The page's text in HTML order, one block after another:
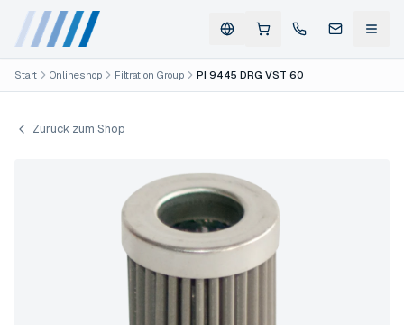
Start Onlineshop Filtration Group PI 9445 DRG VST 60
Zurück zum Shop